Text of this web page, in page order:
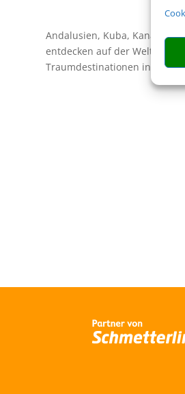
Andalusien, Kuba, Kanada,
entdecken auf der Welt und
Traumdestinationen in ihrer